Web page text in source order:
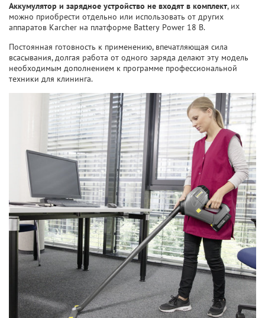
Аккумулятор и зарядное устройство не входят в комплект, их
можно приобрести отдельно или использовать от других
аппаратов Karcher на платформе Battery Power 18 В.
Постоянная готовность к применению, впечатляющая сила
всасывания, долгая работа от одного заряда делают эту модель
необходимым дополнением к программе профессиональной
техники для клининга.